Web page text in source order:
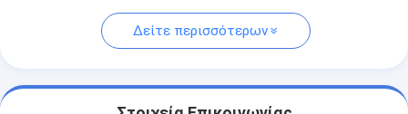
Δείτε περισσότερων